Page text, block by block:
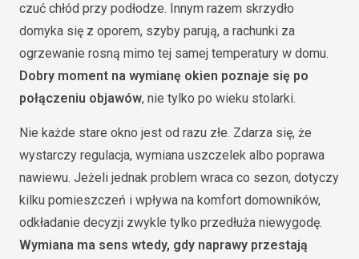
czuć chłód przy podłodze. Innym razem skrzydło
domyka się z oporem, szyby parują, a rachunki za
ogrzewanie rosną mimo tej samej temperatury w domu.
Dobry moment na wymianę okien poznaje się po
połączeniu objawów, nie tylko po wieku stolarki.
Nie każde stare okno jest od razu złe. Zdarza się, że
wystarczy regulacja, wymiana uszczelek albo poprawa
nawiewu. Jeżeli jednak problem wraca co sezon, dotyczy
kilku pomieszczeń i wpływa na komfort domowników,
odkładanie decyzji zwykle tylko przedłuża niewygodę.
Wymiana ma sens wtedy, gdy naprawy przestają